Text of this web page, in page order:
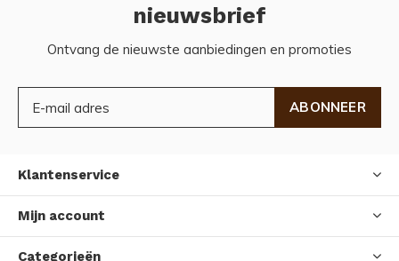
nieuwsbrief
Ontvang de nieuwste aanbiedingen en promoties
ABONNEER
Klantenservice
Mijn account
Categorieën